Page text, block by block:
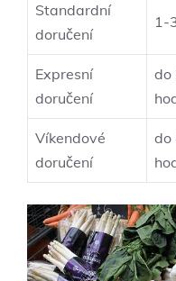
Standardní
doručení
1-
Expresní
doručení
do
Víkendové
doručení
do